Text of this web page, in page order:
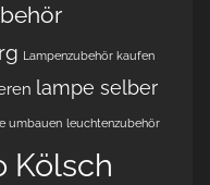
Lampenzubehör kaufen
lampe selber
umbauen leuchtenzubehör
Kölsch